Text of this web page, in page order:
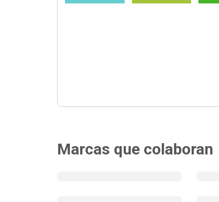
Marcas que colaboran